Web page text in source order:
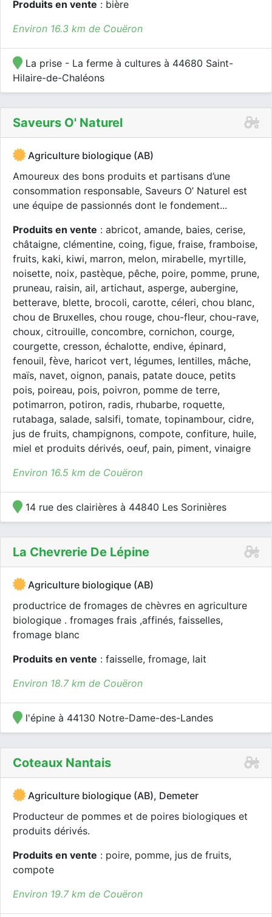
Produits en vente : bière
Environ 16.3 km de Couëron
La prise - La ferme à cultures à 44680 Saint-
Hilaire-de-Chaléons
Saveurs O' Naturel
Agriculture biologique (AB)
Amoureux des bons produits et partisans d’une
consommation responsable, Saveurs O’ Naturel est
une équipe de passionnés dont le fondement...
Produits en vente : abricot, amande, baies, cerise,
châtaigne, clémentine, coing, figue, fraise, framboise,
fruits, kaki, kiwi, marron, melon, mirabelle, myrtille,
noisette, noix, pastèque, pêche, poire, pomme, prune,
pruneau, raisin, ail, artichaut, asperge, aubergine,
betterave, blette, brocoli, carotte, céleri, chou blanc,
chou de Bruxelles, chou rouge, chou-fleur, chou-rave,
choux, citrouille, concombre, cornichon, courge,
courgette, cresson, échalotte, endive, épinard,
fenouil, fève, haricot vert, légumes, lentilles, mâche,
maïs, navet, oignon, panais, patate douce, petits
pois, poireau, pois, poivron, pomme de terre,
potimarron, potiron, radis, rhubarbe, roquette,
rutabaga, salade, salsifi, tomate, topinambour, cidre,
jus de fruits, champignons, compote, confiture, huile,
miel et produits dérivés, oeuf, pain, piment, vinaigre
Environ 16.5 km de Couëron
14 rue des clairières à 44840 Les Sorinières
La Chevrerie De Lépine
Agriculture biologique (AB)
productrice de fromages de chèvres en agriculture
biologique . fromages frais ,affinés, faisselles,
fromage blanc
Produits en vente : faisselle, fromage, lait
Environ 18.7 km de Couëron
l'épine à 44130 Notre-Dame-des-Landes
Coteaux Nantais
Agriculture biologique (AB), Demeter
Producteur de pommes et de poires biologiques et
produits dérivés.
Produits en vente : poire, pomme, jus de fruits,
compote
Environ 19.7 km de Couëron